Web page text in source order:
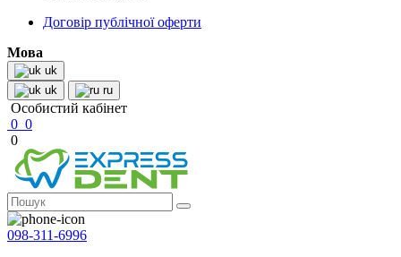
Договір публічної оферти
Мова
uk
uk
ru
Особистий кабінет
0 0
0
098-311-6996